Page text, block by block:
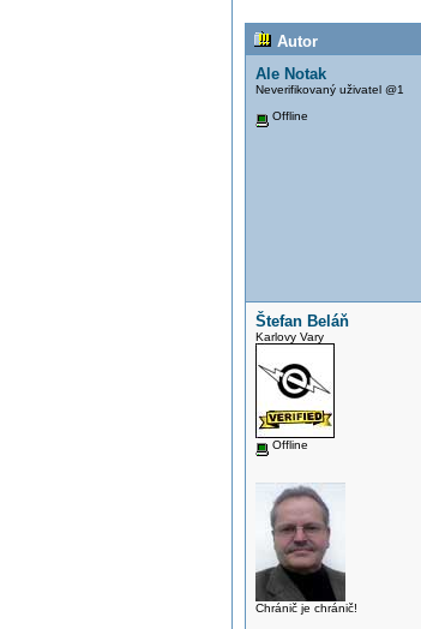
Autor
Ale Notak
Neverifikovaný uživatel @1
Offline
Štefan Beláň
Karlovy Vary
Offline
Chránič je chránič!